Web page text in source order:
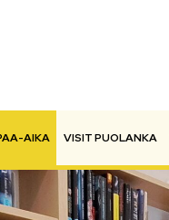
AIKA VISIT PUOLANKA